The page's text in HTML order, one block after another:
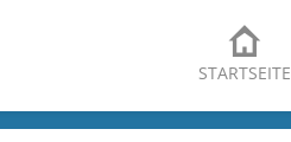
STARTSEITE